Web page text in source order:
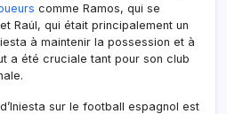
comme Ramos, qui se
Raúl, qui était principalement un
à maintenir la possession et à
a été cruciale tant pour son club
sur le football espagnol est